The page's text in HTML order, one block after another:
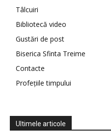
Tâlcuiri
Bibliotecă video
Gustări de post
Biserica Sfinta Treime
Contacte
Profețiile timpului
Ultimele articole